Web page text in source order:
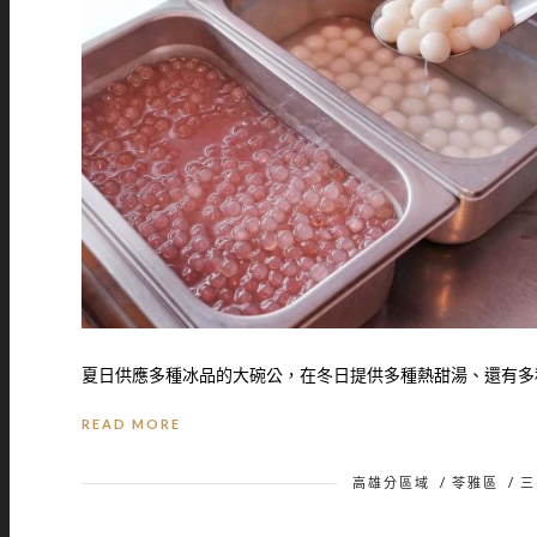
夏日供應多種冰品的大碗公，在冬日提供多種熱甜湯、還有
READ MORE
高雄分區域 / 苓雅區 /